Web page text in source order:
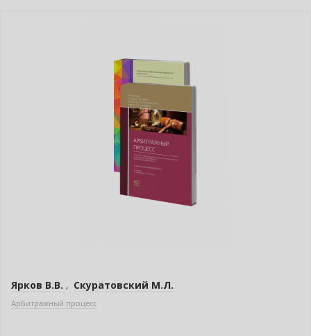
Ярков В.В. , Скуратовский М.Л.
Арбитражный процесс